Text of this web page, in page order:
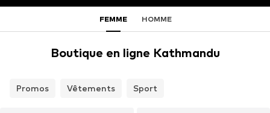
FEMME HOMME
Boutique en ligne Kathmandu
Promos Vêtements Sport